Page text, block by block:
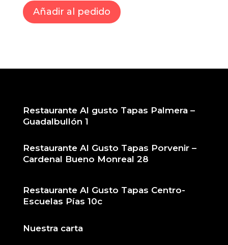
Añadir al pedido
Restaurante Al gusto Tapas Palmera –
Guadalbullón 1
Restaurante Al Gusto Tapas Porvenir –
Cardenal Bueno Monreal 28
Restaurante Al Gusto Tapas Centro-
Escuelas Pías 10c
Nuestra carta